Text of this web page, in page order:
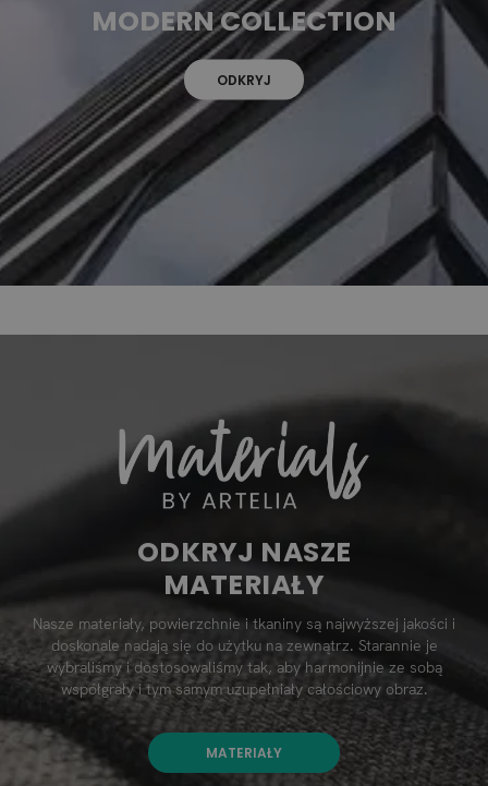
MODERN COLLECTION
ODKRYJ
ODKRYJ NASZE
MATERIAŁY
Nasze materiały, powierzchnie i tkaniny są najwyższej jakości i
doskonale nadają się do użytku na zewnątrz. Starannie je
wybraliśmy i dostosowaliśmy tak, aby harmonijnie ze sobą
współgrały i tym samym uzupełniały całościowy obraz.
MATERIAŁY